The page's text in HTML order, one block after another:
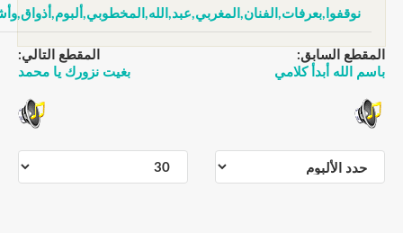
نوقفوا,بعرفات,الفنان,المغربي,عبد,الله,المخطوبي,ألبوم,أذواق,وأشواق
السابق:
الله أبدأ كلامي
المقطع التالي:
بغيت نزورك يا محمد